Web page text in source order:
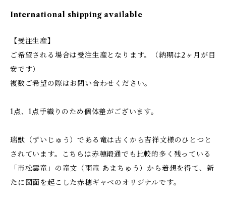
International shipping available
【受注生産】
ご希望される場合は受注生産となります。（納期は2ヶ月が目
安です）
複数ご希望の際はお問い合わせください。
1点、1点手織りのため個体差がございます。
瑞獣（ずいじゅう）である竜は古くから吉祥文様のひとつと
されています。こちらは赤穂緞通でも比較的多く残っている
「市松雲竜」の竜文（雨竜 あまちゅう）から着想を得て、新
たに図面を起こした赤穂ギャベのオリジナルです。